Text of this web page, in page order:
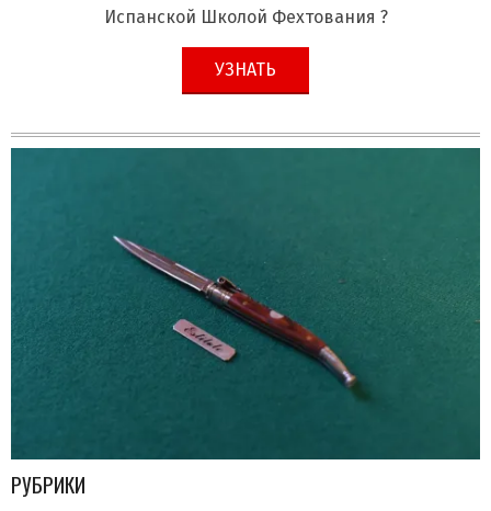
Испанской Школой Фехтования ?
УЗНАТЬ
РУБРИКИ